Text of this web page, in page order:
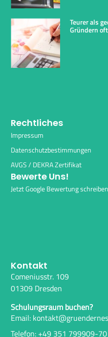
Teurer als
Gründern
Rechtliches
Impressum
Datenschutzbestimmungen
AVGS / DEKRA Zertifikat
Bewerte Uns!
Jetzt Google Bewertung schreiben
Kontakt
Comeniusstr. 109
01309 Dresden
Schulungsraum buchen?
Email:
Telefon: +49 351 799909-70